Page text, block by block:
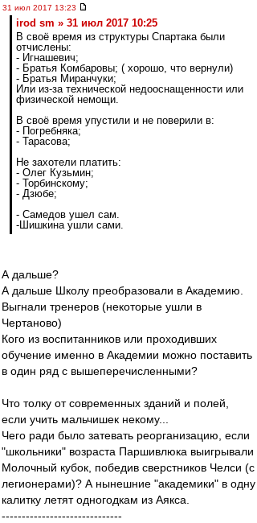
31 июл 2017 13:23
irod sm » 31 июл 2017 10:25
В своё время из структуры Спартака были
отчислены:
- Игнашевич;
- Братья Комбаровы; ( хорошо, что вернули)
- Братья Миранчуки;
Или из-за технической недооснащенности или
физической немощи.
В своё время упустили и не поверили в:
- Погребняка;
- Тарасова;
Не захотели платить:
- Олег Кузьмин;
- Торбинскому;
- Дзюбе;
- Самедов ушел сам.
-Шишкина ушли сами.
А дальше?
А дальше Школу преобразовали в Академию.
Выгнали тренеров (некоторые ушли в
Чертаново)
Кого из воспитанников или проходивших
обучение именно в Академии можно поставить
в один ряд с вышеперечисленными?
Что толку от современных зданий и полей,
если учить мальчишек некому...
Чего ради было затевать реорганизацию, если
"школьники" возраста Паршивлюка выигрывали
Молочный кубок, победив сверстников Челси (с
легионерами)? А нынешние "академики" в одну
калитку летят одногодкам из Аякса.
------------------------------